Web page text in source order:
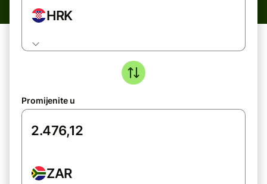
HRK
Promijenite u
ZAR